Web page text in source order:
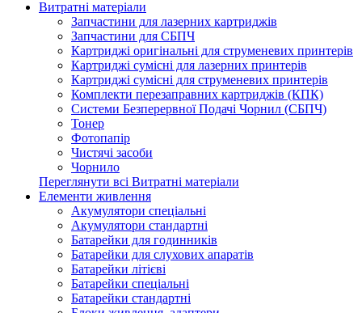
Витратні матеріали
Запчастини для лазерних картриджів
Запчастини для СБПЧ
Картриджі оригінальні для струменевих принтерів
Картриджі сумісні для лазерних принтерів
Картриджі сумісні для струменевих принтерів
Комплекти перезаправних картриджів (КПК)
Системи Безперервної Подачі Чорнил (СБПЧ)
Тонер
Фотопапір
Чистячі засоби
Чорнило
Переглянути всі Витратні матеріали
Елементи живлення
Акумулятори спеціальні
Акумулятори стандартні
Батарейки для годинників
Батарейки для слухових апаратів
Батарейки літієві
Батарейки спеціальні
Батарейки стандартні